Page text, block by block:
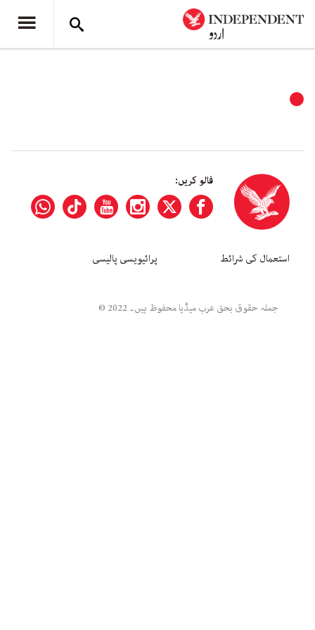
فالو کریں:
استعمال کی شرائط پرائیویسی پالیسی
جملہ حقوق بحق عرب میڈیا محفوظ ہیں۔ 2022 ©